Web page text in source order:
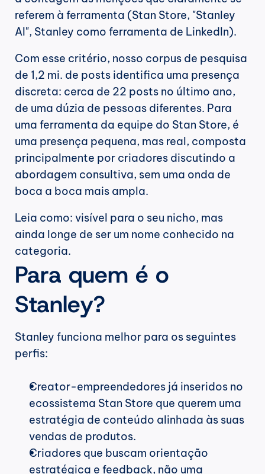
referem à ferramenta (Stan Store, "Stanley
AI", Stanley como ferramenta de LinkedIn).
Com esse critério, nosso corpus de pesquisa
de 1,2 mi. de posts identifica uma presença
discreta: cerca de 22 posts no último ano,
de uma dúzia de pessoas diferentes. Para
uma ferramenta da equipe do Stan Store, é
uma presença pequena, mas real, composta
principalmente por criadores discutindo a
abordagem consultiva, sem uma onda de
boca a boca mais ampla.
Leia como: visível para o seu nicho, mas
ainda longe de ser um nome conhecido na
categoria.
Para quem é o
Stanley?
Stanley funciona melhor para os seguintes
perfis:
Creator-empreendedores já inseridos no
ecossistema Stan Store que querem uma
estratégia de conteúdo alinhada às suas
vendas de produtos.
Criadores que buscam orientação
estratégica e feedback, não uma